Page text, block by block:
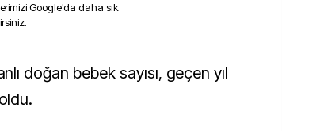
Google'da daha sık